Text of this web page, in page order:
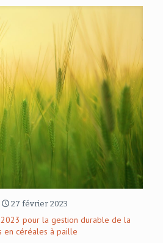
27 février 2023
2023 pour la gestion durable de la
en céréales à paille